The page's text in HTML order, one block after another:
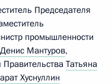
Председателя
промышленности
Денис Мантуров,
Татьяна
Хуснуллин